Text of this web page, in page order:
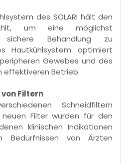
des SOLARI hält den
um eine möglichst
Behandlung zu
Hautkühlsystem optimiert
Gewebes und des
effektiveren Betrieb.
Filtern
Schneidfiltern
Filter wurden für den
klinischen Indikationen
Bedürfnissen von Ärzten